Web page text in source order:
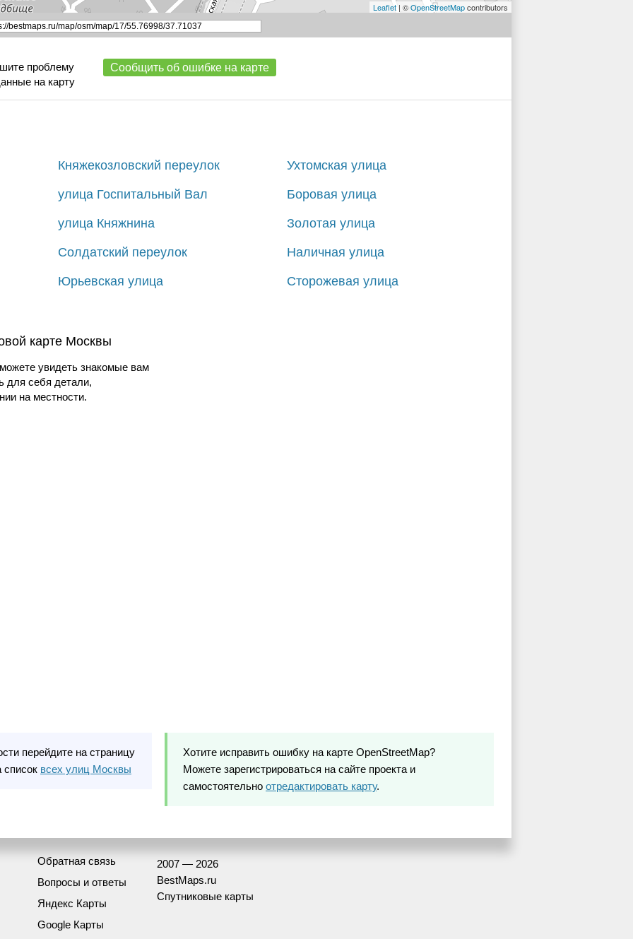
Leaflet | ©OpenStreetMapcontributors
проблему
на карту
Сообщить об ошибке на карте
Княжекозловский переулок Ухтомская улица
улица Госпитальный Вал Боровая улица
улица Княжнина Золотая улица
Солдатский переулок Наличная улица
Юрьевская улица Сторожевая улица
карте Москвы
увидеть знакомые вам
для себя детали,
на местности.
перейдите на страницу
список всех улиц Москвы
Хотите исправить ошибку на карте OpenStreetMap?
Можете зарегистрироваться на сайте проекта и
самостоятельно отредактировать карту.
Обратная связь
Вопросы и ответы
Яндекс Карты
Google Карты
2007 — 2026
BestMaps.ru
Спутниковые карты